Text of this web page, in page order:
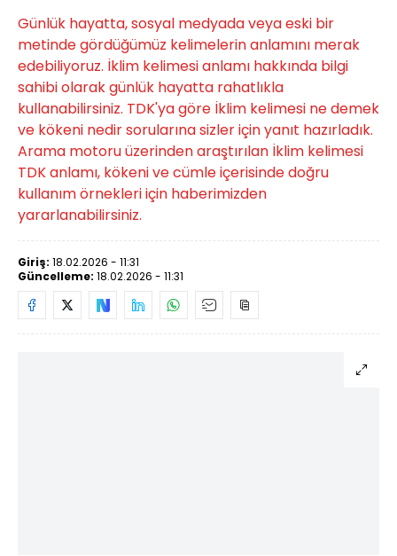
Günlük hayatta, sosyal medyada veya eski bir
metinde gördüğümüz kelimelerin anlamını merak
edebiliyoruz. İklim kelimesi anlamı hakkında bilgi
sahibi olarak günlük hayatta rahatlıkla
kullanabilirsiniz. TDK'ya göre İklim kelimesi ne demek
ve kökeni nedir sorularına sizler için yanıt hazırladık.
Arama motoru üzerinden araştırılan İklim kelimesi
TDK anlamı, kökeni ve cümle içerisinde doğru
kullanım örnekleri için haberimizden
yararlanabilirsiniz.
Giriş: 18.02.2026 - 11:31
Güncelleme: 18.02.2026 - 11:31